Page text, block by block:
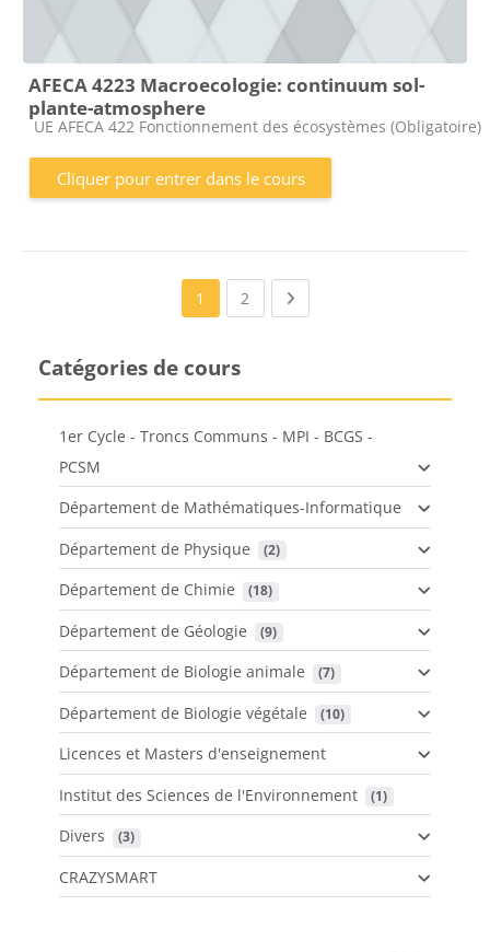
AFECA 4223 Macroecologie: continuum sol-
plante-atmosphere
Catégorie de cours
UE AFECA 422 Fonctionnement des écosystèmes (Obligatoire)
Cliquer pour entrer dans le cours
1 2 (current)Next page
Catégories de cours
1er Cycle - Troncs Communs - MPI - BCGS -
PCSM
Département de Mathématiques-Informatique
Département de Physique
(2)
Département de Chimie (18)
Département de Géologie (9)
Département de Biologie animale (7)
Département de Biologie végétale (10)
Licences et Masters d'enseignement
Institut des Sciences de l'Environnement
(1)
Divers (3)
CRAZYSMART